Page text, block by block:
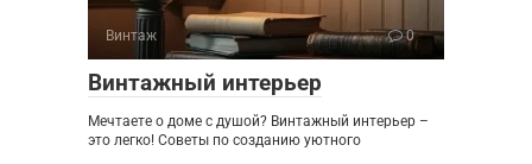
Винтаж 0
Винтажный интерьер
Мечтаете о доме с душой? Винтажный интерьер –
это легко! Советы по созданию уютного